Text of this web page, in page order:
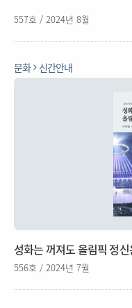
557호 / 2024년 8월
문화 신간안내
성화는 꺼져도 올림픽 정
556호 / 2024년 7월